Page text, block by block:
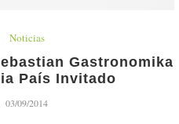
Noticias
Gastronomika
País Invitado
03/09/2014